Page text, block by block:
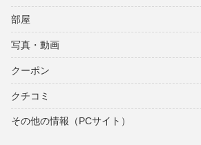
部屋
写真・動画
クーポン
クチコミ
その他の情報（PCサイト）